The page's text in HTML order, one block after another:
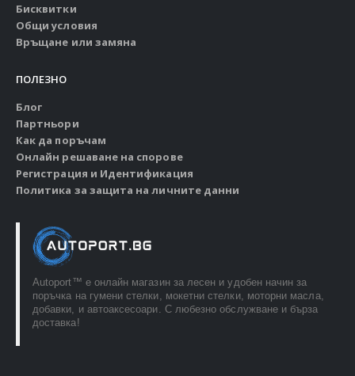
Бисквитки
Общи условия
Връщане или замяна
ПОЛЕЗНО
Блог
Партньори
Как да поръчам
Онлайн решаване на спорове
Регистрация и Идентификация
Политика за защита на личните данни
Autoport™ e онлайн магазин за лесен и удобен начин за
поръчка на гумени стелки, мокетни стелки, моторни масла,
добавки, и автоаксесоари. С любезно обслужване и бърза
доставка!